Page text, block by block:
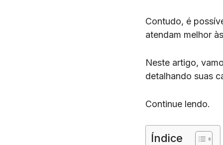
Contudo, é
atendam melhor
Neste artigo,
detalhando suas
Continue lendo.
Índice